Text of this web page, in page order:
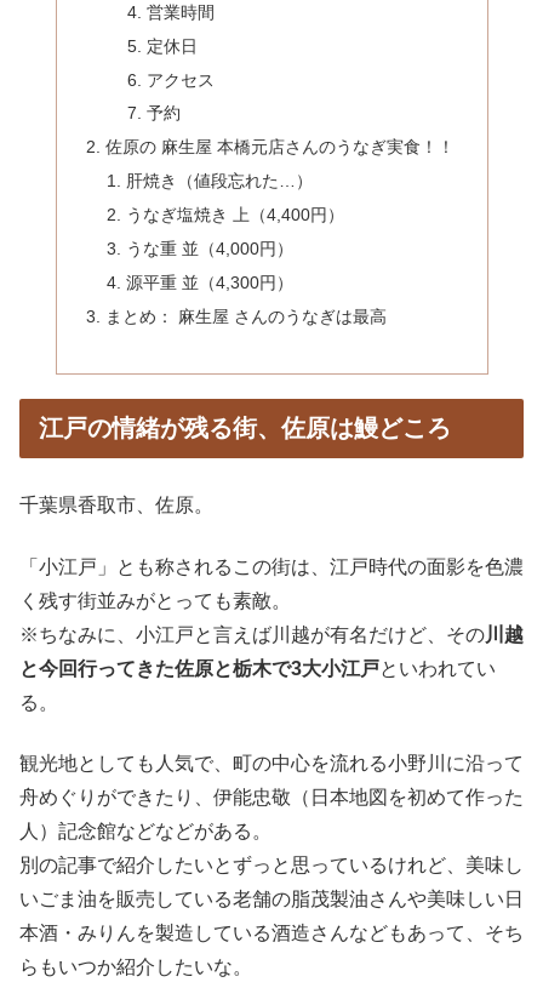
営業時間
定休日
アクセス
予約
佐原の 麻生屋 本橋元店さんのうなぎ実食！！
肝焼き（値段忘れた…）
うなぎ塩焼き 上（4,400円）
うな重 並（4,000円）
源平重 並（4,300円）
まとめ： 麻生屋 さんのうなぎは最高
江戸の情緒が残る街、佐原は鰻どころ
千葉県香取市、佐原。
「小江戸」とも称されるこの街は、江戸時代の面影を色濃
く残す街並みがとっても素敵。
※ちなみに、小江戸と言えば川越が有名だけど、その川越
と今回行ってきた佐原と栃木で3大小江戸といわれてい
る。
観光地としても人気で、町の中心を流れる小野川に沿って
舟めぐりができたり、伊能忠敬（日本地図を初めて作った
人）記念館などなどがある。
別の記事で紹介したいとずっと思っているけれど、美味し
いごま油を販売している老舗の脂茂製油さんや美味しい日
本酒・みりんを製造している酒造さんなどもあって、そち
らもいつか紹介したいな。